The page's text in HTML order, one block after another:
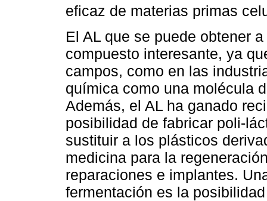
eficaz de materias primas
El AL que se puede obtener
compuesto interesante, ya
campos, como en las
química como una molécula
Además, el AL ha ganado
posibilidad de fabricar poli-
sustituir a los plásticos
medicina para la
reparaciones e implantes.
fermentación es la